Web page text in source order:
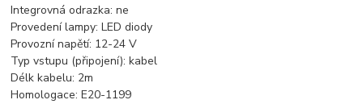
Integrovná odrazka: ne
Provedení lampy: LED diody
Provozní napětí: 12-24 V
Typ vstupu (připojení): kabel
Délk kabelu: 2m
Homologace: E20-1199